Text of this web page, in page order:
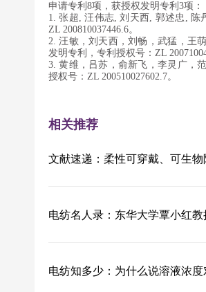
申请专利 8项，获授权发明专利 3项：
1.张超 ,汪伟志,刘天西, 郭述忠 , 陈
ZL 200810037446.6。
2.汪敏，刘天西，刘畅，武猛，王
发明专利，专利授权号： ZL
3.黄维，吕苏，俞新飞，李灵广，
授权号： ZL 200510027602.7。
相关推荐
文献速递：柔性可穿戴、可生
电纺名人录：东华大学覃小红教
电纺知多少：为什么说溶液浓